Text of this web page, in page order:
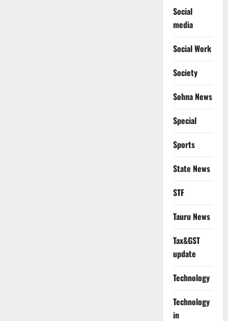
Social
media
Social Work
Society
Sohna News
Special
Sports
State News
STF
Tauru News
Tax&GST
update
Technology
Technology
in